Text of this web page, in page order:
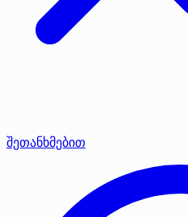
შეთანხმებით